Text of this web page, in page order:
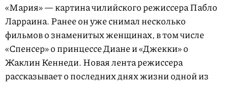
«Мария» — картина чилийского режиссера Пабло
Ларраина. Ранее он уже снимал несколько
фильмов о знаменитых женщинах, в том числе
«Спенсер» о принцессе Диане и «Джекки» о
Жаклин Кеннеди. Новая лента режиссера
рассказывает о последних днях жизни одной из